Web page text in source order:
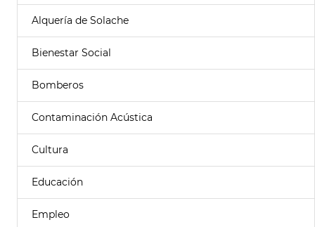
Alquería de Solache
Bienestar Social
Bomberos
Contaminación Acústica
Cultura
Educación
Empleo